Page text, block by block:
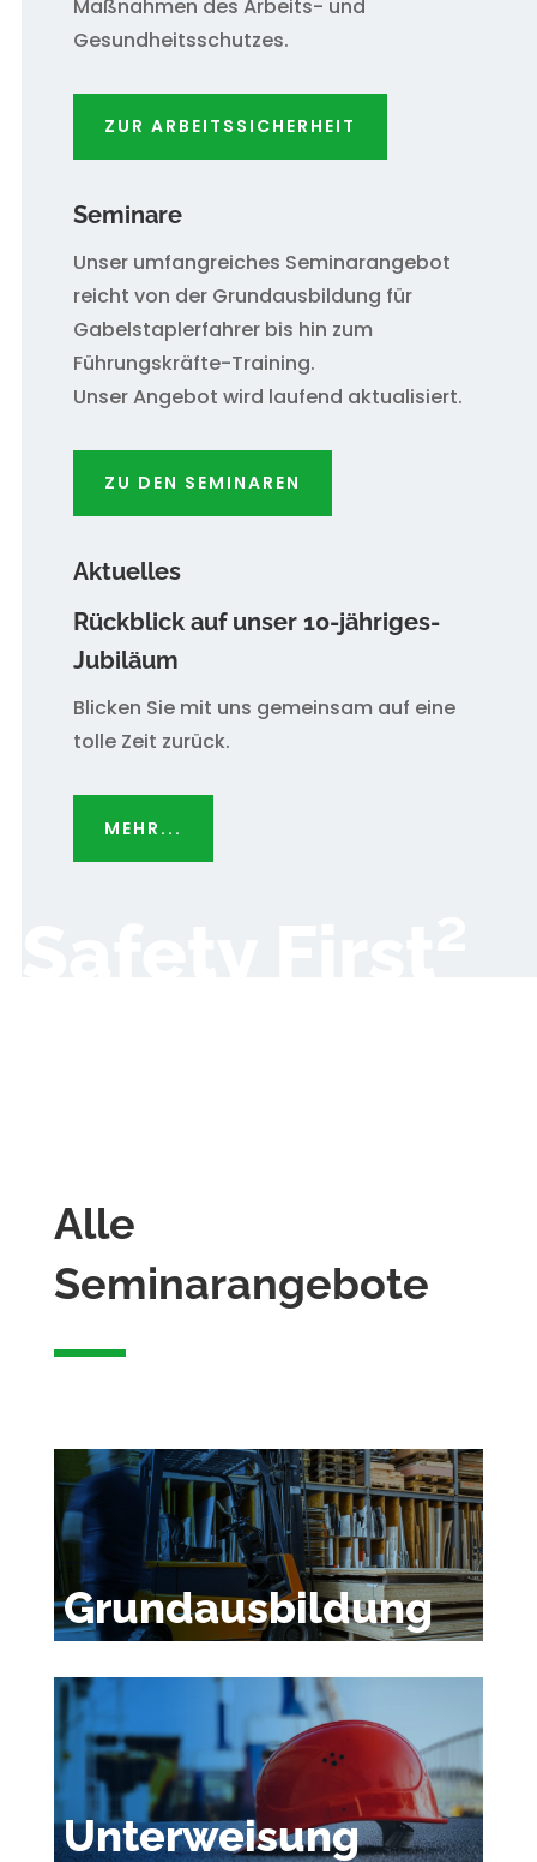
Maßnahmen des Arbeits- und
Gesundheitsschutzes.
ZUR ARBEITSSICHERHEIT
Seminare
Unser umfangreiches Seminarangebot
reicht von der Grundausbildung für
Gabelstaplerfahrer bis hin zum
Führungskräfte-Training.
Unser Angebot wird laufend aktualisiert.
ZU DEN SEMINAREN
Aktuelles
Rückblick auf unser 10-jähriges-
Jubiläum
Blicken Sie mit uns gemeinsam auf eine
tolle Zeit zurück.
MEHR...
Alle
Seminarangebote
Grundausbildung
Unterweisung